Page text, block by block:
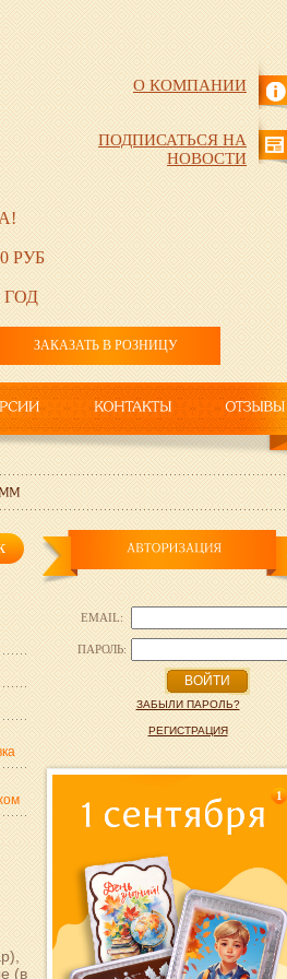
О КОМПАНИИ
ПОДПИСАТЬСЯ НА
НОВОСТИ
РУБ
ЗАКАЗАТЬ В РОЗНИЦУ
(в
EMAIL:
ПАРОЛЬ:
ВОЙТИ
ЗАБЫЛИ ПАРОЛЬ?
РЕГИСТРАЦИЯ
1